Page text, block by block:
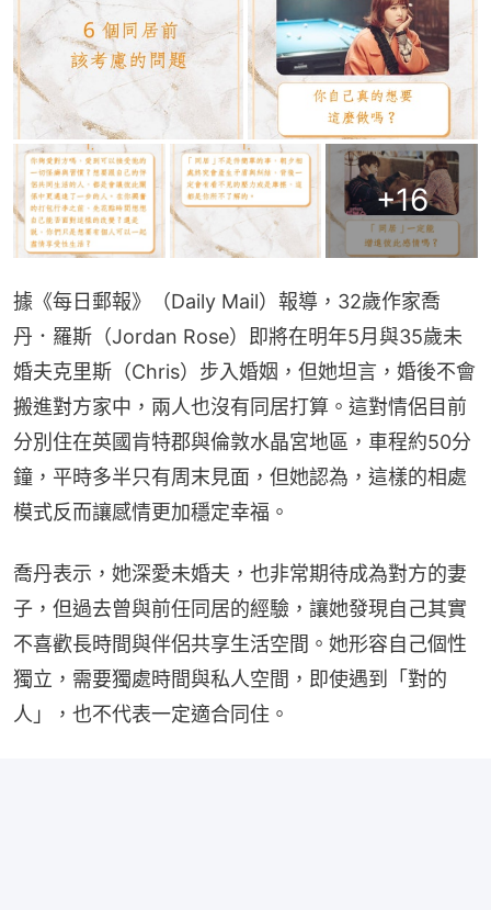
+16
據《每日郵報》（Daily Mail）報導，32歲作家喬
丹．羅斯（Jordan Rose）即將在明年5月與35歲未
婚夫克里斯（Chris）步入婚姻，但她坦言，婚後不會
搬進對方家中，兩人也沒有同居打算。這對情侶目前
分別住在英國肯特郡與倫敦水晶宮地區，車程約50分
鐘，平時多半只有周末見面，但她認為，這樣的相處
模式反而讓感情更加穩定幸福。
喬丹表示，她深愛未婚夫，也非常期待成為對方的妻
子，但過去曾與前任同居的經驗，讓她發現自己其實
不喜歡長時間與伴侶共享生活空間。她形容自己個性
獨立，需要獨處時間與私人空間，即使遇到「對的
人」，也不代表一定適合同住。